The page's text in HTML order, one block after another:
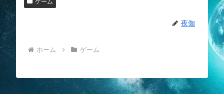
ゲーム
夜伽
ホーム ゲーム